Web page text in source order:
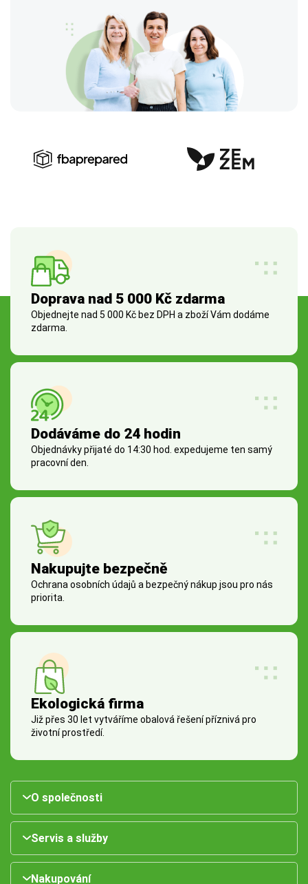
Doprava nad 5 000 Kč zdarma
Objednejte nad 5 000 Kč bez DPH a zboží Vám dodáme
zdarma.
Dodáváme do 24 hodin
Objednávky přijaté do 14:30 hod. expedujeme ten samý
pracovní den.
Nakupujte bezpečně
Ochrana osobních údajů a bezpečný nákup jsou pro nás
priorita.
Ekologická firma
Již přes 30 let vytváříme obalová řešení příznivá pro
životní prostředí.
O společnosti
Servis a služby
Nakupování